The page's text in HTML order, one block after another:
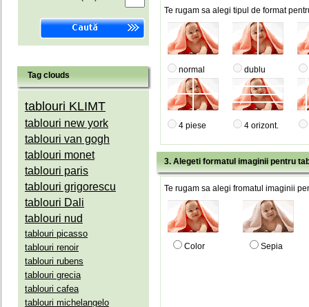
Tag clouds
tablouri KLIMT
tablouri new york
tablouri van gogh
tablouri monet
tablouri paris
tablouri grigorescu
tablouri Dali
tablouri nud
tablouri picasso
tablouri renoir
tablouri rubens
tablouri grecia
tablouri cafea
tablouri michelangelo
Te rugam sa alegi tipul de format
normal dublu
4 piese 4 orizont.
3. Alegeti formatul imaginii pentru
Te rugam sa alegi fromatul imaginii
Color Sepia